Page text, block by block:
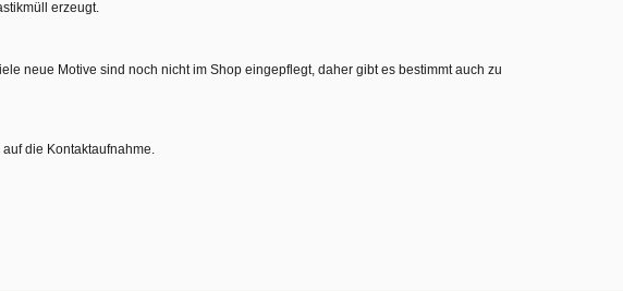
erzeugt.
neue Motive sind noch nicht im Shop eingepflegt, daher gibt es bestimmt auch zu
die Kontaktaufnahme.